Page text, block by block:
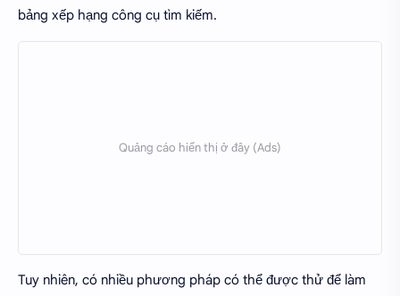
bảng xếp hạng công cụ tìm kiếm.
Tuy nhiên, có nhiều phương pháp có thể được thử để làm